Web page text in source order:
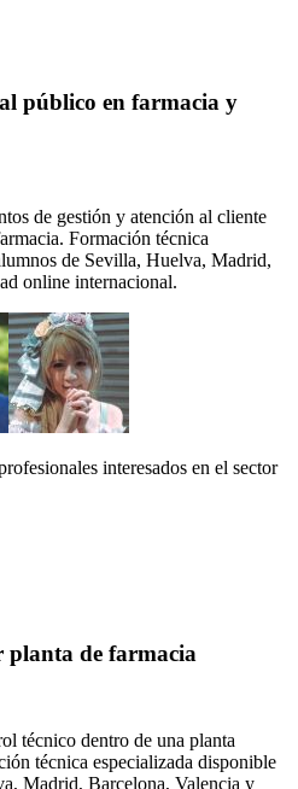
público en farmacia y
de gestión y atención al cliente
Formación técnica
de Sevilla, Huelva, Madrid,
online internacional.
interesados en el sector
planta de farmacia
técnico dentro de una planta
técnica especializada disponible
Madrid, Barcelona, Valencia y